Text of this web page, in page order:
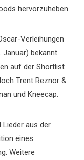
hervorzuheben.
Verleihungen
Januar) bekannt
auf der Shortlist
Trent Reznor &
und Kneecap.
aus der
eines
Weitere